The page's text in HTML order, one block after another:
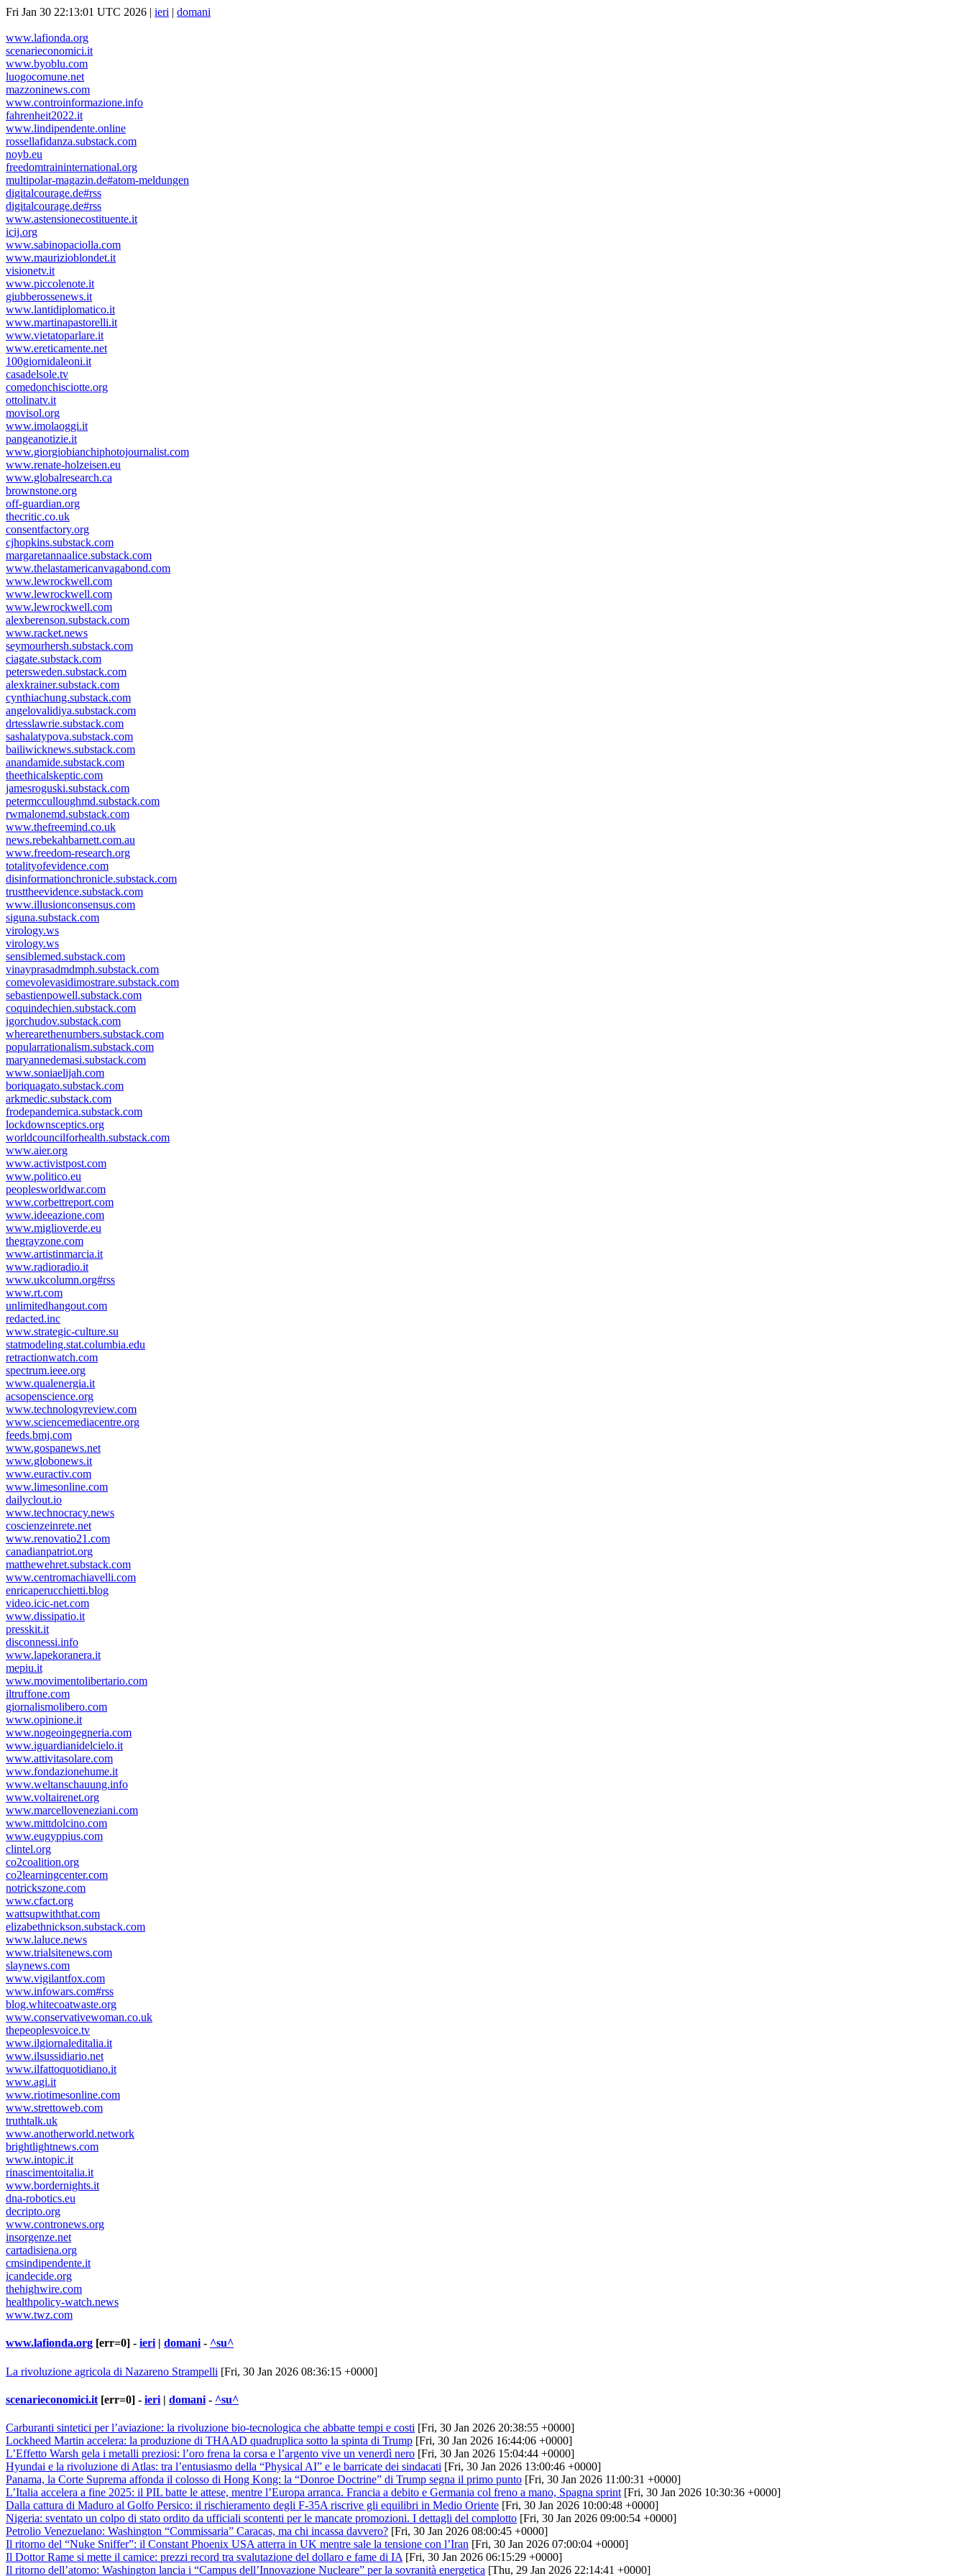
Fri Jan 30 22:13:01 UTC 2026 | ieri | domani
www.lafionda.org
scenarieconomici.it
www.byoblu.com
luogocomune.net
mazzoninews.com
www.controinformazione.info
fahrenheit2022.it
www.lindipendente.online
rossellafidanza.substack.com
noyb.eu
freedomtraininternational.org
multipolar-magazin.de#atom-meldungen
digitalcourage.de#rss
digitalcourage.de#rss
www.astensionecostituente.it
icij.org
www.sabinopaciolla.com
www.maurizioblondet.it
visionetv.it
www.piccolenote.it
giubberossenews.it
www.lantidiplomatico.it
www.martinapastorelli.it
www.vietatoparlare.it
www.ereticamente.net
100giornidaleoni.it
casadelsole.tv
comedonchisciotte.org
ottolinatv.it
movisol.org
www.imolaoggi.it
pangeanotizie.it
www.giorgiobianchiphotojournalist.com
www.renate-holzeisen.eu
www.globalresearch.ca
brownstone.org
off-guardian.org
thecritic.co.uk
consentfactory.org
cjhopkins.substack.com
margaretannaalice.substack.com
www.thelastamericanvagabond.com
www.lewrockwell.com
www.lewrockwell.com
www.lewrockwell.com
alexberenson.substack.com
www.racket.news
seymourhersh.substack.com
ciagate.substack.com
petersweden.substack.com
alexkrainer.substack.com
cynthiachung.substack.com
angelovalidiya.substack.com
drtesslawrie.substack.com
sashalatypova.substack.com
bailiwicknews.substack.com
anandamide.substack.com
theethicalskeptic.com
jamesroguski.substack.com
petermcculloughmd.substack.com
rwmalonemd.substack.com
www.thefreemind.co.uk
news.rebekahbarnett.com.au
www.freedom-research.org
totalityofevidence.com
disinformationchronicle.substack.com
trusttheevidence.substack.com
www.illusionconsensus.com
siguna.substack.com
virology.ws
virology.ws
sensiblemed.substack.com
vinayprasadmdmph.substack.com
comevolevasidimostrare.substack.com
sebastienpowell.substack.com
coquindechien.substack.com
igorchudov.substack.com
wherearethenumbers.substack.com
popularrationalism.substack.com
maryannedemasi.substack.com
www.soniaelijah.com
boriquagato.substack.com
arkmedic.substack.com
frodepandemica.substack.com
lockdownsceptics.org
worldcouncilforhealth.substack.com
www.aier.org
www.activistpost.com
www.politico.eu
peoplesworldwar.com
www.corbettreport.com
www.ideeazione.com
www.miglioverde.eu
thegrayzone.com
www.artistinmarcia.it
www.radioradio.it
www.ukcolumn.org#rss
www.rt.com
unlimitedhangout.com
redacted.inc
www.strategic-culture.su
statmodeling.stat.columbia.edu
retractionwatch.com
spectrum.ieee.org
www.qualenergia.it
acsopenscience.org
www.technologyreview.com
www.sciencemediacentre.org
feeds.bmj.com
www.gospanews.net
www.globonews.it
www.euractiv.com
www.limesonline.com
dailyclout.io
www.technocracy.news
coscienzeinrete.net
www.renovatio21.com
canadianpatriot.org
matthewehret.substack.com
www.centromachiavelli.com
enricaperucchietti.blog
video.icic-net.com
www.dissipatio.it
presskit.it
disconnessi.info
www.lapekoranera.it
mepiu.it
www.movimentolibertario.com
iltruffone.com
giornalismolibero.com
www.opinione.it
www.nogeoingegneria.com
www.iguardianidelcielo.it
www.attivitasolare.com
www.fondazionehume.it
www.weltanschauung.info
www.voltairenet.org
www.marcelloveneziani.com
www.mittdolcino.com
www.eugyppius.com
clintel.org
co2coalition.org
co2learningcenter.com
notrickszone.com
www.cfact.org
wattsupwiththat.com
elizabethnickson.substack.com
www.laluce.news
www.trialsitenews.com
slaynews.com
www.vigilantfox.com
www.infowars.com#rss
blog.whitecoatwaste.org
www.conservativewoman.co.uk
thepeoplesvoice.tv
www.ilgiornaleditalia.it
www.ilsussidiario.net
www.ilfattoquotidiano.it
www.agi.it
www.riotimesonline.com
www.strettoweb.com
truthtalk.uk
www.anotherworld.network
brightlightnews.com
www.intopic.it
rinascimentoitalia.it
www.bordernights.it
dna-robotics.eu
decripto.org
www.contronews.org
insorgenze.net
cartadisiena.org
cmsindipendente.it
icandecide.org
thehighwire.com
healthpolicy-watch.news
www.twz.com
www.lafionda.org [err=0] - ieri | domani - ^su^
La rivoluzione agricola di Nazareno Strampelli [Fri, 30 Jan 2026 08:36:15 +0000]
scenarieconomici.it [err=0] - ieri | domani - ^su^
Carburanti sintetici per l’aviazione: la rivoluzione bio-tecnologica che abbatte tempi e costi [Fri, 30 Jan 2026 20:38:55 +0000]
Lockheed Martin accelera: la produzione di THAAD quadruplica sotto la spinta di Trump [Fri, 30 Jan 2026 16:44:06 +0000]
L’Effetto Warsh gela i metalli preziosi: l’oro frena la corsa e l’argento vive un venerdì nero [Fri, 30 Jan 2026 15:04:44 +0000]
Hyundai e la rivoluzione di Atlas: tra l’entusiasmo della “Physical AI” e le barricate dei sindacati [Fri, 30 Jan 2026 13:00:46 +0000]
Panama, la Corte Suprema affonda il colosso di Hong Kong: la “Donroe Doctrine” di Trump segna il primo punto [Fri, 30 Jan 2026 11:00:31 +0000]
L’Italia accelera a fine 2025: il PIL batte le attese, mentre l’Europa arranca. Francia a debito e Germania col freno a mano, Spagna sprint [Fri, 30 Jan 2026 10:30:36 +0000]
Dalla cattura di Maduro al Golfo Persico: il rischieramento degli F-35A riscrive gli equilibri in Medio Oriente [Fri, 30 Jan 2026 10:00:48 +0000]
Nigeria: sventato un colpo di stato ordito da ufficiali scontenti per le mancate promozioni. I dettagli del complotto [Fri, 30 Jan 2026 09:00:54 +0000]
Petrolio Venezuelano: Washington “Commissaria” Caracas, ma chi incassa davvero? [Fri, 30 Jan 2026 08:00:45 +0000]
Il ritorno del “Nuke Sniffer”: il Constant Phoenix USA atterra in UK mentre sale la tensione con l’Iran [Fri, 30 Jan 2026 07:00:04 +0000]
Il Dottor Rame si mette il camice: prezzi record tra svalutazione del dollaro e fame di IA [Fri, 30 Jan 2026 06:15:29 +0000]
Il ritorno dell’atomo: Washington lancia i “Campus dell’Innovazione Nucleare” per la sovranità energetica [Thu, 29 Jan 2026 22:14:41 +0000]